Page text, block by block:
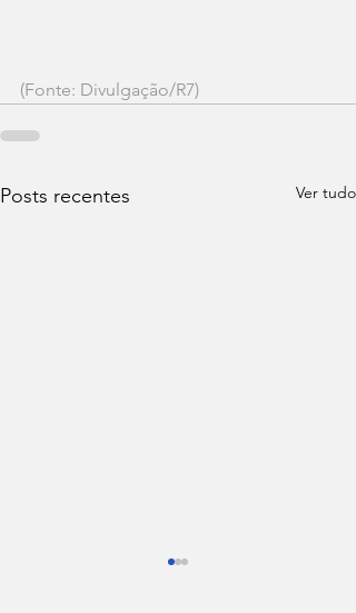
(Fonte: Divulgação/R7)
Posts recentes Ver tudo